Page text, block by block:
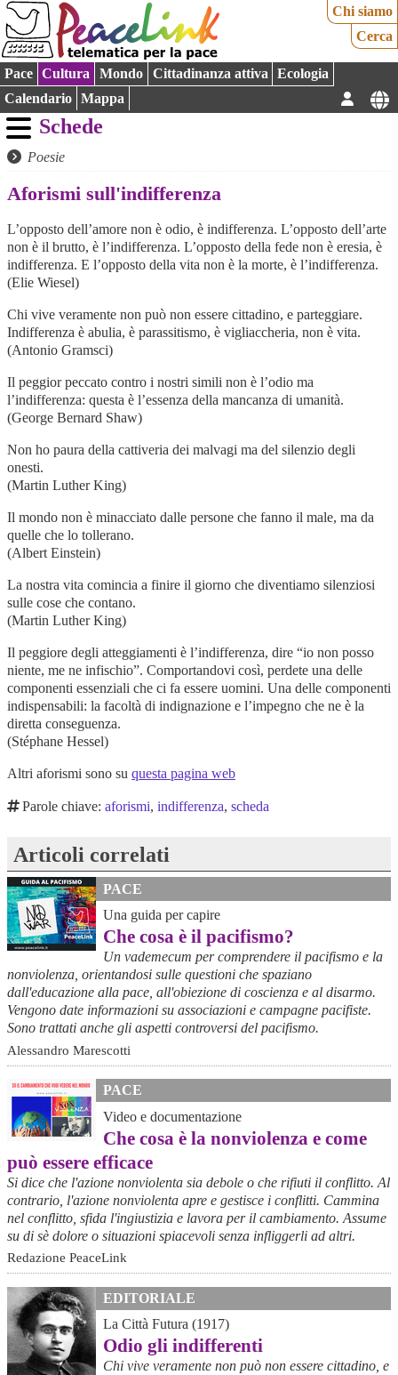
Chi siamo
Cerca
Pace Cultura Mondo Cittadinanza attiva
Ecologia
Calendario
Mappa
Schede
Poesie
Aforismi sull'indifferenza
L’opposto dell’amore non è odio, è indifferenza. L’opposto dell’arte
non è il brutto, è l’indifferenza. L’opposto della fede non è eresia, è
indifferenza. E l’opposto della vita non è la morte, è l’indifferenza.
(Elie Wiesel)
Chi vive veramente non può non essere cittadino, e parteggiare.
Indifferenza è abulia, è parassitismo, è vigliaccheria, non è vita.
(Antonio Gramsci)
Il peggior peccato contro i nostri simili non è l’odio ma
l’indifferenza: questa è l’essenza della mancanza di umanità.
(George Bernard Shaw)
Non ho paura della cattiveria dei malvagi ma del silenzio degli
onesti.
(Martin Luther King)
Il mondo non è minacciato dalle persone che fanno il male, ma da
quelle che lo tollerano.
(Albert Einstein)
La nostra vita comincia a finire il giorno che diventiamo silenziosi
sulle cose che contano.
(Martin Luther King)
Il peggiore degli atteggiamenti è l’indifferenza, dire “io non posso
niente, me ne infischio”. Comportandovi così, perdete una delle
componenti essenziali che ci fa essere uomini. Una delle componenti
indispensabili: la facoltà di indignazione e l’impegno che ne è la
diretta conseguenza.
(Stéphane Hessel)
Altri aforismi sono su questa pagina web
Parole chiave:aforismi,indifferenza,scheda
Articoli correlati
PACE
Una guida per capire
Che cosa è il pacifismo?
Un vademecum per comprendere il pacifismo e la
nonviolenza, orientandosi sulle questioni che spaziano
dall'educazione alla pace, all'obiezione di coscienza e al disarmo.
Vengono date informazioni su associazioni e campagne pacifiste.
Sono trattati anche gli aspetti controversi del pacifismo.
Alessandro Marescotti
PACE
Video e documentazione
Che cosa è la nonviolenza e come
può essere efficace
Si dice che l'azione nonviolenta sia debole o che rifiuti il conflitto. Al
contrario, l'azione nonviolenta apre e gestisce i conflitti. Cammina
nel conflitto, sfida l'ingiustizia e lavora per il cambiamento. Assume
su di sè dolore o situazioni spiacevoli senza infliggerli ad altri.
Redazione PeaceLink
EDITORIALE
La Città Futura (1917)
Odio gli indifferenti
Chi vive veramente non può non essere cittadino, e